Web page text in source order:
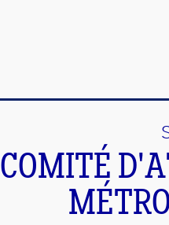
COMITÉ